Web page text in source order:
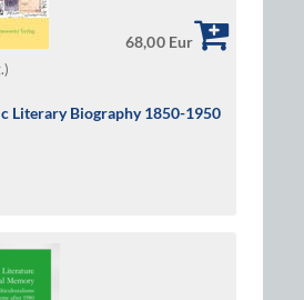
68,00 Eur
Literary Biography 1850-1950